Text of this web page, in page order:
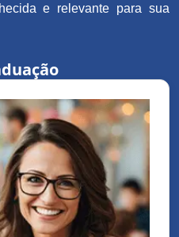
e relevante para sua